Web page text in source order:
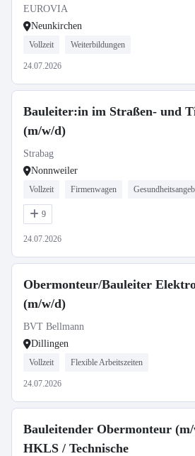
EUROVIA
Neunkirchen
Vollzeit Weiterbildungen
24.07.2026
Bauleiter:in im Straßen- und
(m/w/d)
Strabag
Nonnweiler
Vollzeit Firmenwagen
9
24.07.2026
Obermonteur/Bauleiter
(m/w/d)
BVT Bellmann
Dillingen
Vollzeit Flexible Arbeitszeiten
24.07.2026
Bauleitender Obermonteur
HKLS / Technische